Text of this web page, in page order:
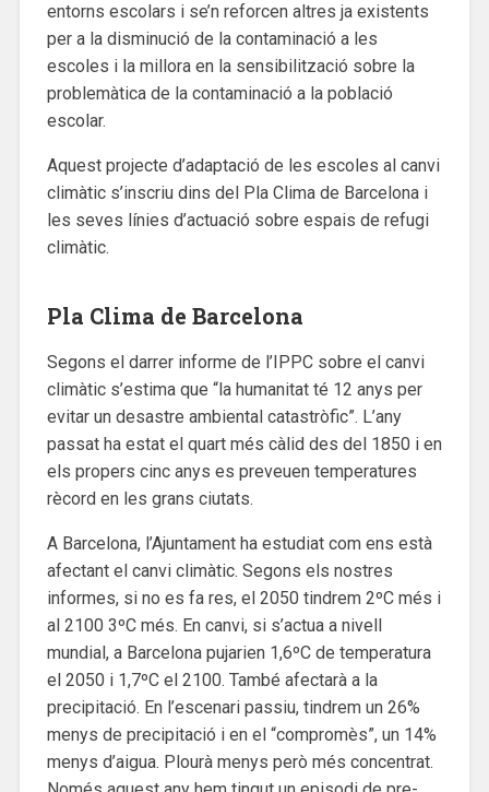
entorns escolars i se’n reforcen altres ja existents
per a la disminució de la contaminació a les
escoles i la millora en la sensibilització sobre la
problemàtica de la contaminació a la població
escolar.
Aquest projecte d’adaptació de les escoles al canvi
climàtic s’inscriu dins del Pla Clima de Barcelona i
les seves línies d’actuació sobre espais de refugi
climàtic.
Pla Clima de Barcelona
Segons el darrer informe de l’IPPC sobre el canvi
climàtic s’estima que “la humanitat té 12 anys per
evitar un desastre ambiental catastròfic”. L’any
passat ha estat el quart més càlid des del 1850 i en
els propers cinc anys es preveuen temperatures
rècord en les grans ciutats.
A Barcelona, l’Ajuntament ha estudiat com ens està
afectant el canvi climàtic. Segons els nostres
informes, si no es fa res, el 2050 tindrem 2ºC més i
al 2100 3ºC més. En canvi, si s’actua a nivell
mundial, a Barcelona pujarien 1,6ºC de temperatura
el 2050 i 1,7ºC el 2100. També afectarà a la
precipitació. En l’escenari passiu, tindrem un 26%
menys de precipitació i en el “compromès”, un 14%
menys d’aigua. Plourà menys però més concentrat.